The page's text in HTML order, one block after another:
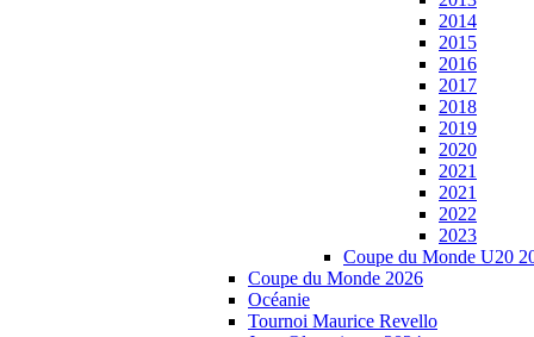
2014
2015
2016
2017
2018
2019
2020
2021
2021
2022
2023
Coupe du Monde U20
Coupe du Monde 2026
Océanie
Tournoi Maurice Revello